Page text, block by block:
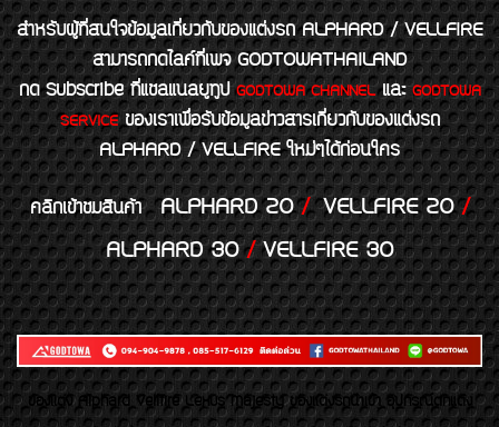
สำหรับผู้ที่สนใจข้อมูลเกี่ยวกับของแต่งรถ ALPHARD / VELLFIRE
สามารถกดไลค์ที่เพจ GODTOWATHAILAND
กด Subscribe ที่แชลแนลยูทูปGODTOWA CHANNELและGODTOWA
SERVICEของเราเพื่อรับข้อมูลข่าวสารเกี่ยวกับของแต่งรถ
ALPHARD / VELLFIRE ใหม่ๆได้ก่อนใคร
คลิกเข้าชมสินค้า ALPHARD 20/VELLFIRE 20/
ALPHARD 30/VELLFIRE 30
ของเเต่ง Alphard Vellfire Lexus Majesty ของเเต่งรถนำเข้า อุปกรณ์ตกแต่ง